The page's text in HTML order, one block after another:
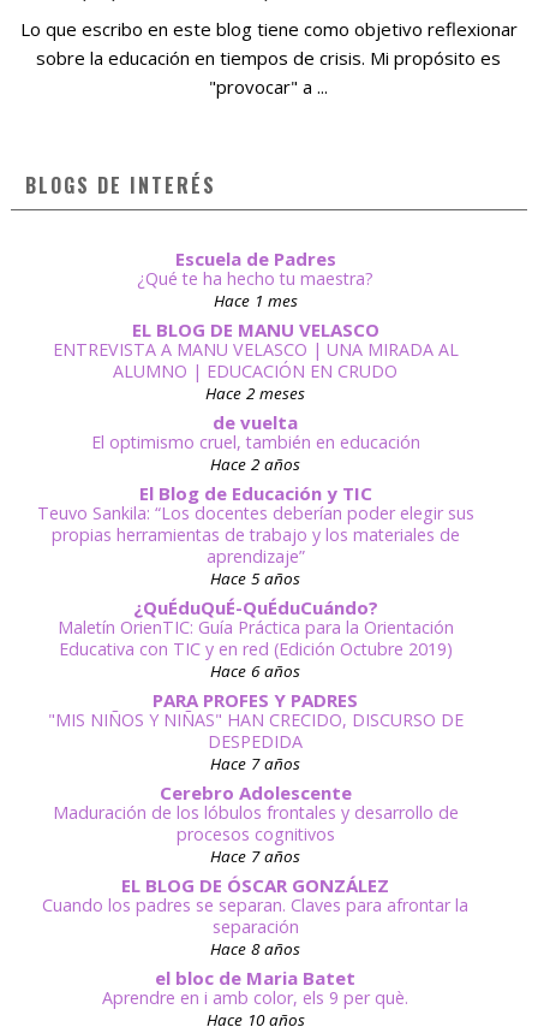
Lo que escribo en este blog tiene como objetivo reflexionar
sobre la educación en tiempos de crisis. Mi propósito es
"provocar" a ...
BLOGS DE INTERÉS
Escuela de Padres
¿Qué te ha hecho tu maestra?
Hace 1 mes
EL BLOG DE MANU VELASCO
ENTREVISTA A MANU VELASCO | UNA MIRADA AL
ALUMNO | EDUCACIÓN EN CRUDO
Hace 2 meses
de vuelta
El optimismo cruel, también en educación
Hace 2 años
El Blog de Educación y TIC
Teuvo Sankila: “Los docentes deberían poder elegir sus
propias herramientas de trabajo y los materiales de
aprendizaje”
Hace 5 años
¿QuÉduQuÉ-QuÉduCuándo?
Maletín OrienTIC: Guía Práctica para la Orientación
Educativa con TIC y en red (Edición Octubre 2019)
Hace 6 años
PARA PROFES Y PADRES
"MIS NIÑOS Y NIÑAS" HAN CRECIDO, DISCURSO DE
DESPEDIDA
Hace 7 años
Cerebro Adolescente
Maduración de los lóbulos frontales y desarrollo de
procesos cognitivos
Hace 7 años
EL BLOG DE ÓSCAR GONZÁLEZ
Cuando los padres se separan. Claves para afrontar la
separación
Hace 8 años
el bloc de Maria Batet
Aprendre en i amb color, els 9 per què.
Hace 10 años